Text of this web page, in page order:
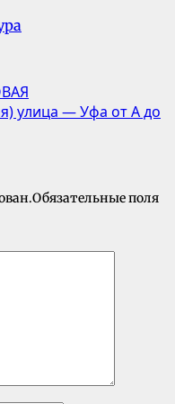
улица — Уфа от А до
Обязательные поля